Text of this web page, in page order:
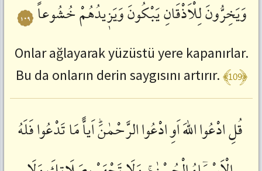
وَيَخِرُّونَلِلْاَذْقَانِيَبْكُونَوَيَزٖيدُهُمْخُشُوعاً ١٠٩
Onlar ağlayarak yüzüstü yere kapanırlar.
Bu da onların derin saygısını artırır.﴾109﴿
قُلِادْعُوااللّٰهَاَوِ ادْعُواالرَّحْمٰنَؕاَياًّمَاتَدْعُوافَلَهُ